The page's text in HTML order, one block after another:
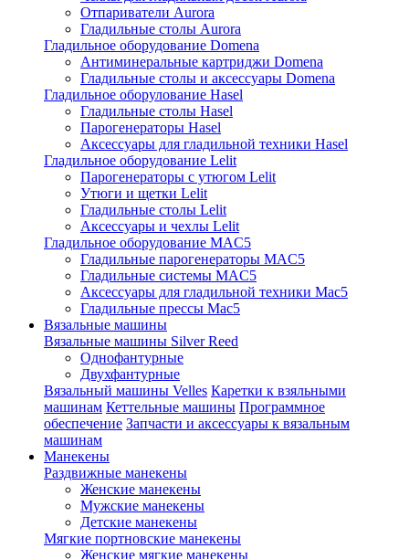
Отпариватели Aurora
Гладильные столы Aurora
Гладильное оборудование Domena
Антиминеральные картриджи Domena
Гладильные столы и аксессуары Domena
Гладильное оборулование Hasel
Гладильные столы Hasel
Парогенераторы Hasel
Аксессуары для гладильной техники Hasel
Гладильное оборудование Lelit
Парогенераторы с утюгом Lelit
Утюги и щетки Lelit
Гладильные столы Lelit
Аксессуары и чехлы Lelit
Гладильное оборудование MAC5
Гладильные парогенераторы MAC5
Гладильные системы MAC5
Аксессуары для гладильной техники Mac5
Гладильные прессы Mac5
Вязальные машины
Вязальные машины Silver Reed
Однофантурные
Двухфантурные
Вязальный машины Velles Каретки к взяльными
машинам Кеттельные машины Программное
обеспечение Запчасти и аксессуары к вязальным
машинам
Манекены
Раздвижные манекены
Женские манекены
Мужские манекены
Детские манекены
Мягкие портновские манекены
Женские мягкие манекены